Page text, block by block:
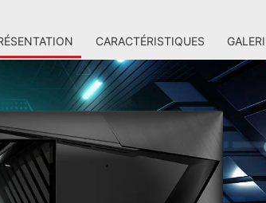
CARACTÉRISTIQUES